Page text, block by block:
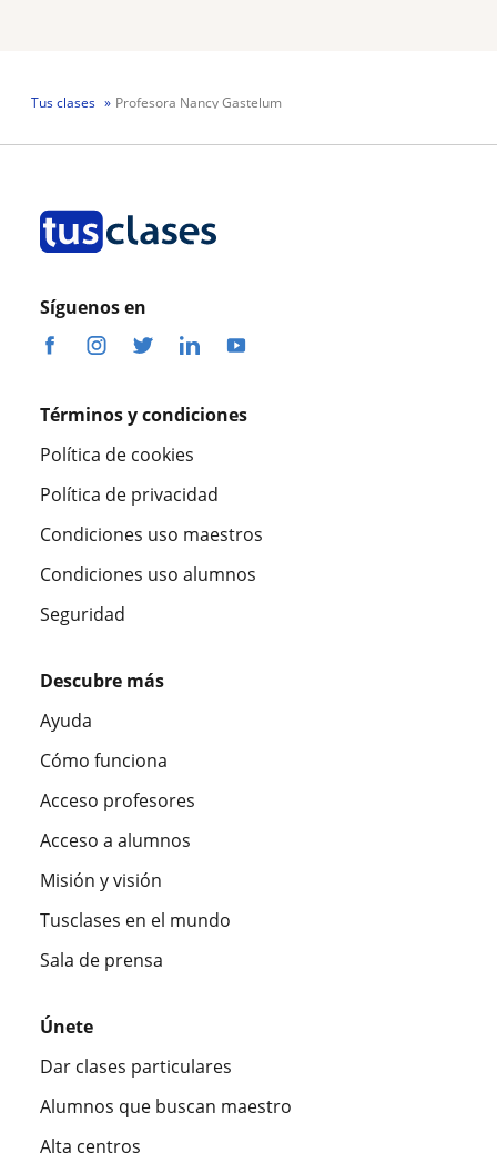
Tus clases Profesora Nancy Gastelum
Síguenos en
Términos y condiciones
Política de cookies
Política de privacidad
Condiciones uso maestros
Condiciones uso alumnos
Seguridad
Descubre más
Ayuda
Cómo funciona
Acceso profesores
Acceso a alumnos
Misión y visión
Tusclases en el mundo
Sala de prensa
Únete
Dar clases particulares
Alumnos que buscan maestro
Alta centros